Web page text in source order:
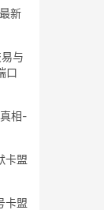
新
与
口
相-
卡盟
卡盟